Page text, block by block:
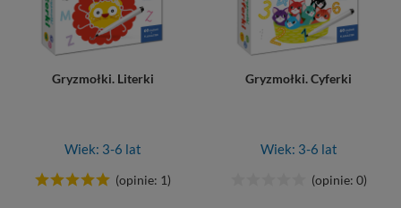
Gryzmołki. Literki
Wiek: 3-6 lat
(opinie: 1)
Gryzmołki. Cyferki
Wiek: 3-6 lat
(opinie: 0)